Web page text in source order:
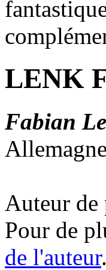
LENK
Fabian
Auteur de
Pour de
de l'auteur.